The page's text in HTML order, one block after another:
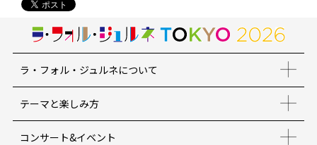
ラ・フォル・ジュルネについて
テーマと楽しみ方
コンサート&イベント